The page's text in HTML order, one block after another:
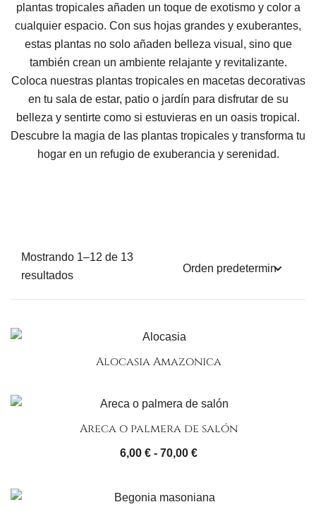
plantas tropicales añaden un toque de exotismo y color a
cualquier espacio. Con sus hojas grandes y exuberantes,
estas plantas no solo añaden belleza visual, sino que
también crean un ambiente relajante y revitalizante.
Coloca nuestras plantas tropicales en macetas decorativas
en tu sala de estar, patio o jardín para disfrutar de su
belleza y sentirte como si estuvieras en un oasis tropical.
Descubre la magia de las plantas tropicales y transforma tu
hogar en un refugio de exuberancia y serenidad.
Mostrando 1–12 de 13
resultados
Alocasia Amazonica
Areca o palmera de salón
6,00 € - 70,00 €Rango